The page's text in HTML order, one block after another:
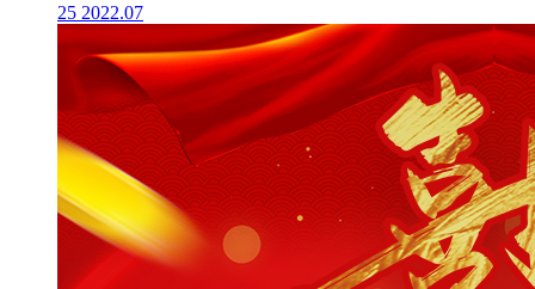
25 2022.07